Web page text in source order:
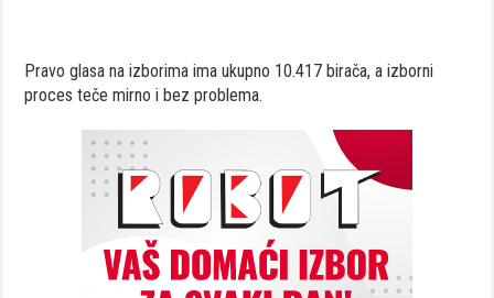
Pravo glasa na izborima ima ukupno 10.417 birača, a izborni
proces teče mirno i bez problema.